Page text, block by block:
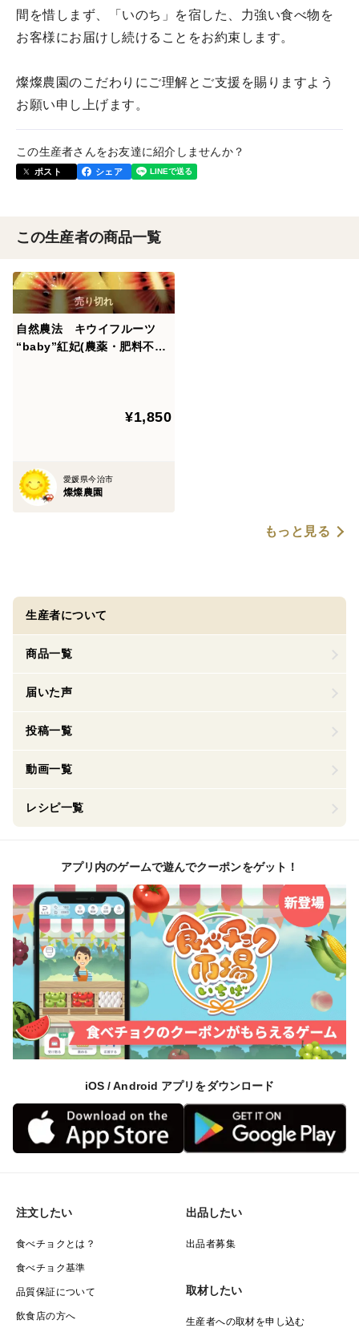
間を惜しまず、「いのち」を宿した、力強い食べ物を
お客様にお届けし続けることをお約束します。
燦燦農園のこだわりにご理解とご支援を賜りますよう
お願い申し上げます。
この生産者さんをお友達に紹介しませんか？
ポスト シェア
この生産者の商品一覧
自然農法 キウイフルーツ
“baby”紅妃(農薬・肥料不使
¥1,850
愛媛県今治市
燦燦農園
もっと見る
生産者について
商品一覧
届いた声
投稿一覧
動画一覧
レシピ一覧
アプリ内のゲームで遊んでクーポンをゲット！
iOS / Android アプリをダウンロード
注文したい
食べチョクとは？
食べチョク基準
品質保証について
飲食店の方へ
出品したい
出品者募集
取材したい
生産者への取材を申し込む